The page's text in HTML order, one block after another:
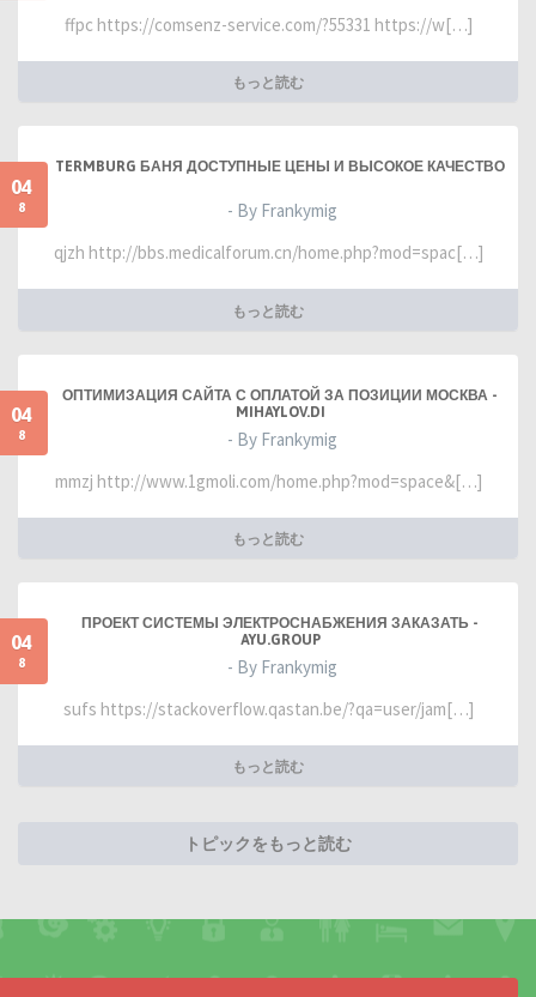
ffpc https://comsenz-service.com/?55331 https://w[…]
もっと読む
04
8
TERMBURG БАНЯ ДОСТУПНЫЕ ЦЕНЫ И ВЫСОКОЕ КАЧЕСТВО
- By Frankymig
qjzh http://bbs.medicalforum.cn/home.php?mod=spac[…]
もっと読む
04
8
ОПТИМИЗАЦИЯ САЙТА С ОПЛАТОЙ ЗА ПОЗИЦИИ МОСКВА -
MIHAYLOV.DI
- By Frankymig
mmzj http://www.1gmoli.com/home.php?mod=space&[…]
もっと読む
04
8
ПРОЕКТ СИСТЕМЫ ЭЛЕКТРОСНАБЖЕНИЯ ЗАКАЗАТЬ -
AYU.GROUP
- By Frankymig
sufs https://stackoverflow.qastan.be/?qa=user/jam[…]
もっと読む
トピックをもっと読む